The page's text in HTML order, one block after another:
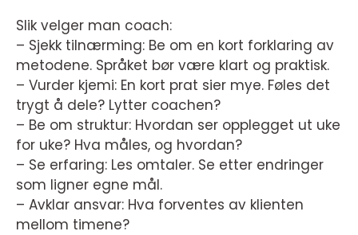
Slik velger man coach:
– Sjekk tilnærming: Be om en kort forklaring av
metodene. Språket bør være klart og praktisk.
– Vurder kjemi: En kort prat sier mye. Føles det
trygt å dele? Lytter coachen?
– Be om struktur: Hvordan ser opplegget ut uke
for uke? Hva måles, og hvordan?
– Se erfaring: Les omtaler. Se etter endringer
som ligner egne mål.
– Avklar ansvar: Hva forventes av klienten
mellom timene?